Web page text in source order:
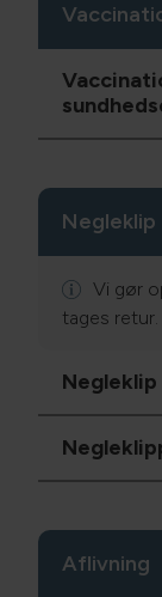
Negleklip
Vi gør
tages retur.
Negleklip
Aflivning